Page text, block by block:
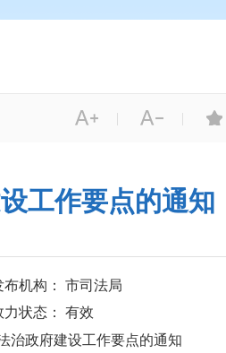
| |
工作要点的通知
布机构： 市司法局
力状态： 有效
政府建设工作要点的通知